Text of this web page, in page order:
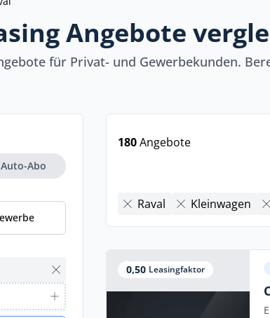
Angebote
für Privat- und Gewerbekunden.
Auto-Abo
180Angebote
Raval Kleinwagen
0,50 Leasingfaktor